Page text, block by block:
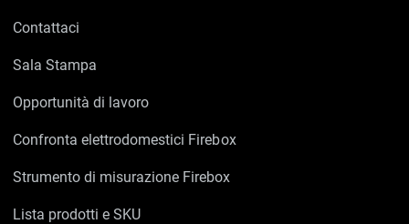
Contattaci
Sala Stampa
Opportunità di lavoro
Confronta elettrodomestici Firebox
Strumento di misurazione Firebox
Lista prodotti e SKU